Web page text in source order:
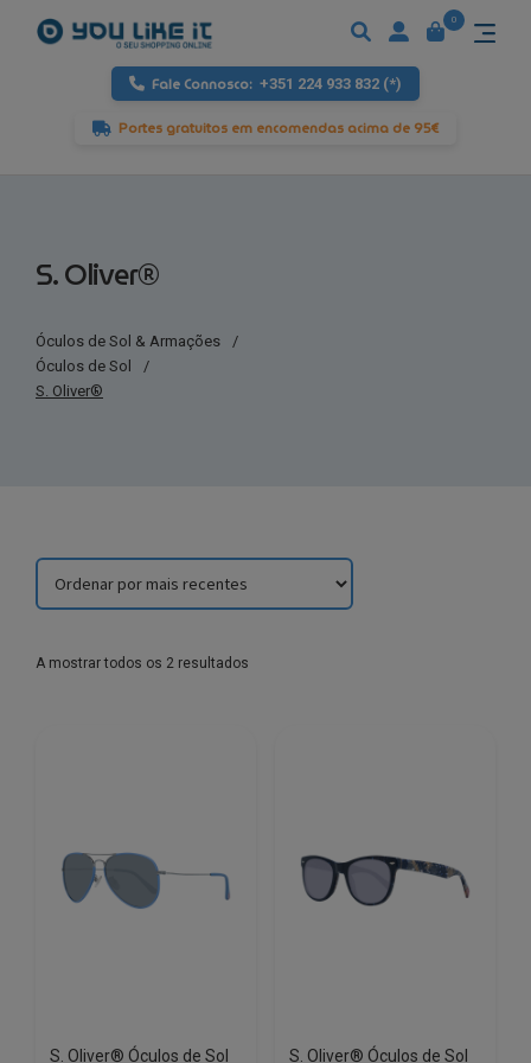
Fale Connosco: +351 224 933 832 (*)
Portes gratuitos em encomendas acima de 95€
0
S. Oliver®
Óculos de Sol & Armações
/
Óculos de Sol
/
S. Oliver®
A mostrar todos os 2 resultados
S. Oliver® Óculos de Sol
S. Oliver® Óculos de Sol